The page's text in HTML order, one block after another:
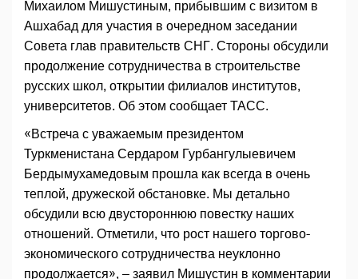
Михаилом Мишустиным, прибывшим с визитом в
Ашхабад для участия в очередном заседании
Совета глав правительств СНГ. Стороны обсудили
продолжение сотрудничества в строительстве
русских школ, открытии филиалов институтов,
университетов. Об этом сообщает ТАСС.
«Встреча с уважаемым президентом
Туркменистана Сердаром Гурбангулыевичем
Бердымухамедовым прошла как всегда в очень
теплой, дружеской обстановке. Мы детально
обсудили всю двустороннюю повестку наших
отношений. Отметили, что рост нашего торгово-
экономического сотрудничества неуклонно
продолжается», – заявил Мишустин в комментарии